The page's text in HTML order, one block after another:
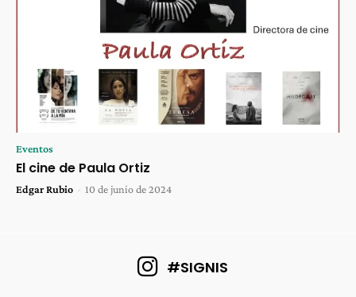
Eventos
El cine de Paula Ortiz
Edgar Rubio - 10 de junio de 2024
#SIGNIS